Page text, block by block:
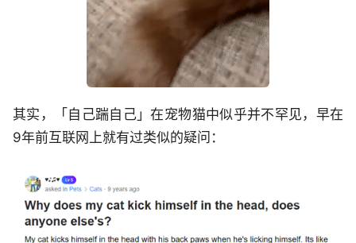
其实，「自己踹自己」在宠物猫中似乎并不罕见，早在
9年前互联网上就有过类似的疑问：